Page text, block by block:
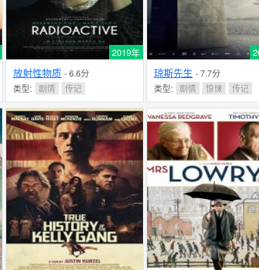
2019年
放射性物质 - 6.6分
类型: 剧情 传记
琼斯先生 - 7.7分
类型: 剧情 惊悚 传记